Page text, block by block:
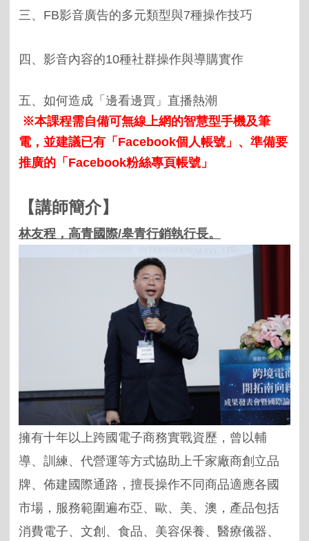
三、FB影音廣告的多元類型與7種操作技巧
四、影音內容的10種社群操作與導購實作
五、如何造成「邊看邊買」直播熱潮
※本課程需自備可無線上網的智慧型手機及筆
電，並建議已有「Facebook個人帳號」、準備要
推廣的「Facebook粉絲專頁帳號」
【講師簡介】
林友程，高青國際/皋青行銷執行長。
擁有十年以上跨國電子商務實戰資歷，曾以輔
導、訓練、代營運等方式協助上千家廠商創立品
牌、佈建國際通路，擅長操作不同商品適應各國
市場，服務範圍遍布亞、歐、美、澳，產品包括
消費電子、文創、食品、美容保養、醫療儀器、